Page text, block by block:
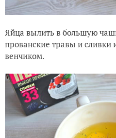
Яйца вылить в большую
прованские травы и сливки
венчиком.